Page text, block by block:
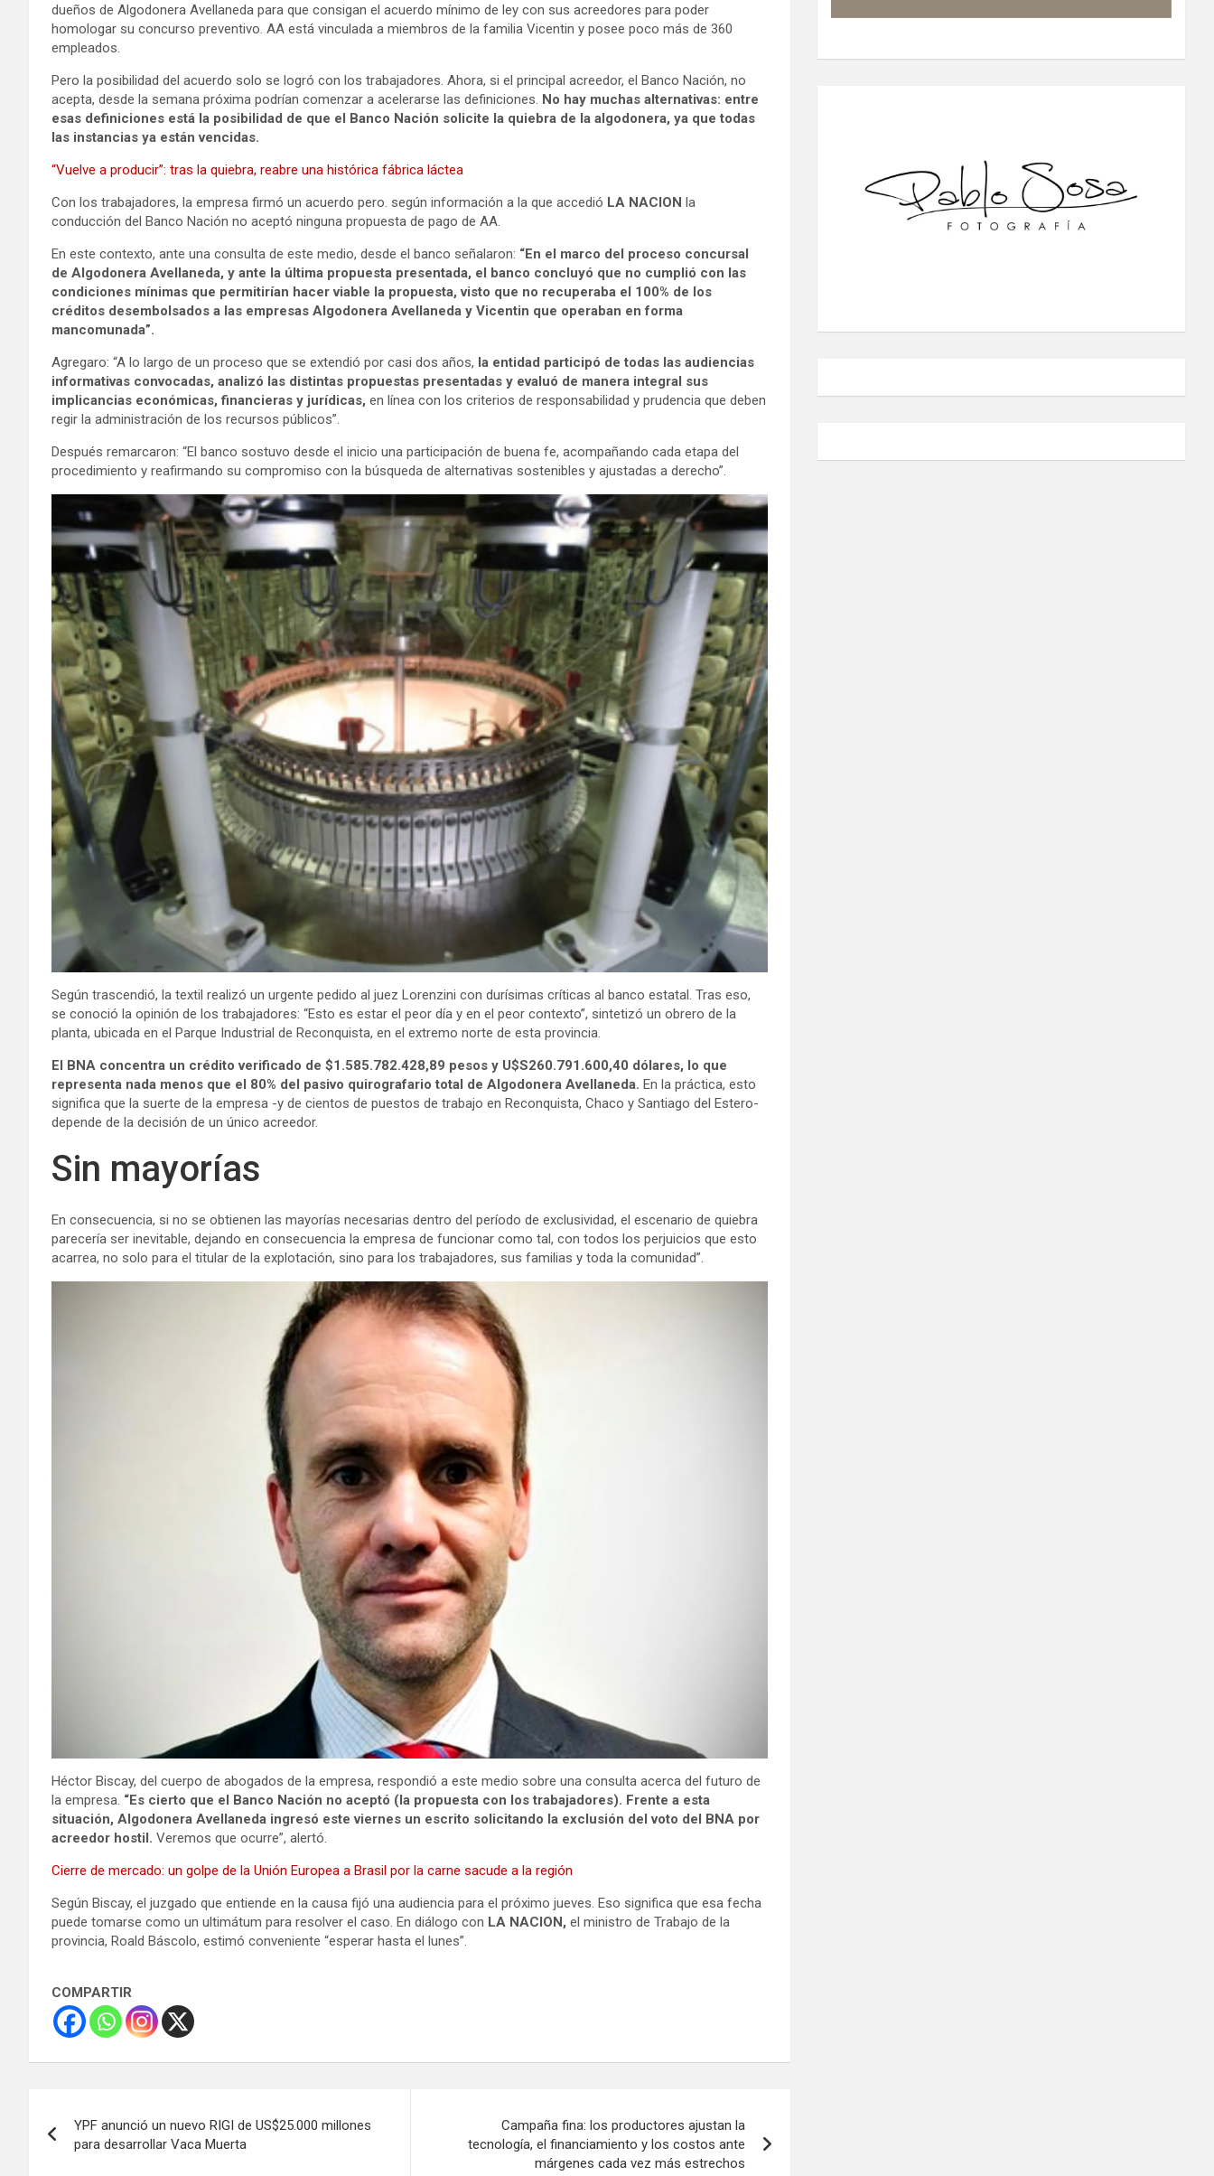
dueños de Algodonera Avellaneda para que consigan el acuerdo mínimo de ley con sus acreedores para poder
homologar su concurso preventivo. AA está vinculada a miembros de la familia Vicentin y posee poco más de 360
empleados.
Pero la posibilidad del acuerdo solo se logró con los trabajadores. Ahora, si el principal acreedor, el Banco Nación, no
acepta, desde la semana próxima podrían comenzar a acelerarse las definiciones. No hay muchas alternativas: entre
esas definiciones está la posibilidad de que el Banco Nación solicite la quiebra de la algodonera, ya que todas
las instancias ya están vencidas.
“Vuelve a producir”: tras la quiebra, reabre una histórica fábrica láctea
Con los trabajadores, la empresa firmó un acuerdo pero. según información a la que accedió LA NACION la
conducción del Banco Nación no aceptó ninguna propuesta de pago de AA.
En este contexto, ante una consulta de este medio, desde el banco señalaron: “En el marco del proceso concursal
de Algodonera Avellaneda, y ante la última propuesta presentada, el banco concluyó que no cumplió con las
condiciones mínimas que permitirían hacer viable la propuesta, visto que no recuperaba el 100% de los
créditos desembolsados a las empresas Algodonera Avellaneda y Vicentin que operaban en forma
mancomunada”.
Agregaro: “A lo largo de un proceso que se extendió por casi dos años, la entidad participó de todas las audiencias
informativas convocadas, analizó las distintas propuestas presentadas y evaluó de manera integral sus
implicancias económicas, financieras y jurídicas, en línea con los criterios de responsabilidad y prudencia que deben
regir la administración de los recursos públicos”.
Después remarcaron: “El banco sostuvo desde el inicio una participación de buena fe, acompañando cada etapa del
procedimiento y reafirmando su compromiso con la búsqueda de alternativas sostenibles y ajustadas a derecho”.
Según trascendió, la textil realizó un urgente pedido al juez Lorenzini con durísimas críticas al banco estatal. Tras eso,
se conoció la opinión de los trabajadores: “Esto es estar el peor día y en el peor contexto”, sintetizó un obrero de la
planta, ubicada en el Parque Industrial de Reconquista, en el extremo norte de esta provincia.
El BNA concentra un crédito verificado de $1.585.782.428,89 pesos y U$S260.791.600,40 dólares, lo que
representa nada menos que el 80% del pasivo quirografario total de Algodonera Avellaneda. En la práctica, esto
significa que la suerte de la empresa -y de cientos de puestos de trabajo en Reconquista, Chaco y Santiago del Estero-
depende de la decisión de un único acreedor.
Sin mayorías
En consecuencia, si no se obtienen las mayorías necesarias dentro del período de exclusividad, el escenario de quiebra
parecería ser inevitable, dejando en consecuencia la empresa de funcionar como tal, con todos los perjuicios que esto
acarrea, no solo para el titular de la explotación, sino para los trabajadores, sus familias y toda la comunidad”.
Héctor Biscay, del cuerpo de abogados de la empresa, respondió a este medio sobre una consulta acerca del futuro de
la empresa. “Es cierto que el Banco Nación no aceptó (la propuesta con los trabajadores). Frente a esta
situación, Algodonera Avellaneda ingresó este viernes un escrito solicitando la exclusión del voto del BNA por
acreedor hostil. Veremos que ocurre”, alertó.
Cierre de mercado: un golpe de la Unión Europea a Brasil por la carne sacude a la región
Según Biscay, el juzgado que entiende en la causa fijó una audiencia para el próximo jueves. Eso significa que esa fecha
puede tomarse como un ultimátum para resolver el caso. En diálogo con LA NACION, el ministro de Trabajo de la
provincia, Roald Báscolo, estimó conveniente “esperar hasta el lunes”.
COMPARTIR
de
YPF anunció un nuevo RIGI de US$25.000 millones
para desarrollar Vaca Muerta
Campaña fina: los productores ajustan la
tecnología, el financiamiento y los costos ante
márgenes cada vez más estrechos